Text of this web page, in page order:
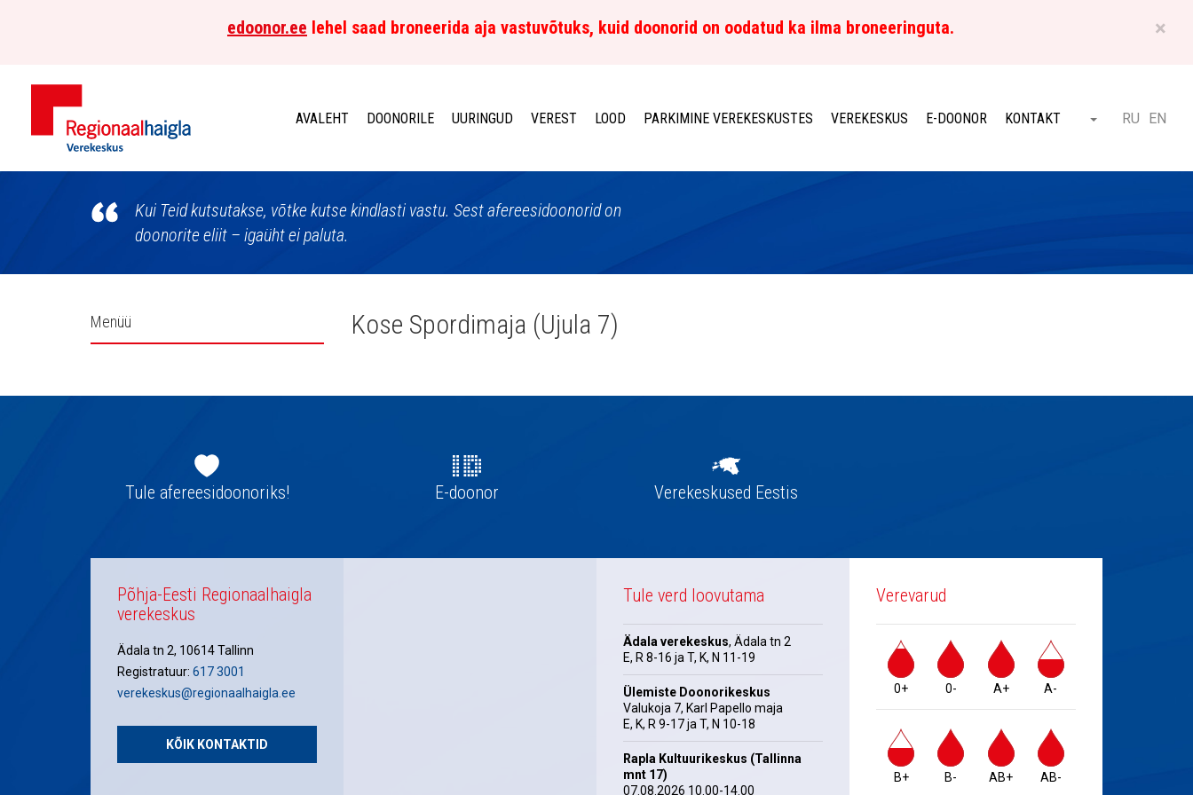
×
edoonor.ee lehel saad broneerida aja vastuvõtuks, kuid doonorid on oodatud ka ilma broneeringuta.
Põhja-
AVALEHT DOONORILE UURINGUD VEREST LOOD PARKIMINE VEREKESKUSTES VEREKESKUS E-DOONOR KONTAKT Otsi ET
RU EN
Kui Teid kutsutakse, võtke kutse kindlasti vastu. Sest afereesidoonorid on
doonorite eliit – igaüht ei paluta.
Külgpaani
Menüü Kose Spordimaja (Ujula 7)
navigatsioonTule afereesidoonoriks! E-doonor Verekeskused Eestis
Põhja-Eesti Regionaalhaigla
verekeskus
Ädala tn 2, 10614 Tallinn
Registratuur: 617 3001
verekeskus@regionaalhaigla.ee
KÕIK KONTAKTID
Tule verd loovutama
Ädala verekeskus, Ädala tn 2
E, R 8-16 ja T, K, N 11-19
Ülemiste Doonorikeskus
Valukoja 7, Karl Papello maja
E, K, R 9-17 ja T, N 10-18
Rapla Kultuurikeskus (Tallinna
mnt 17)
07.08.2026 10.00-14.00
Verevarud
0+ 0- A+ A-
B+ B- AB+ AB-